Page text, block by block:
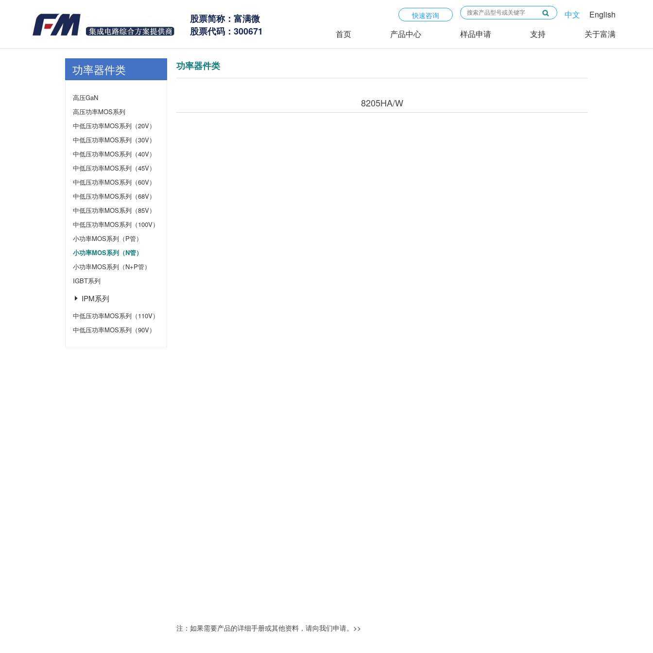
股票简称：富满微
股票代码：300671
快速咨询 中文
English
首页
产品中心 样品申请 支持 关于富满
功率器件类
高压GaN
高压功率MOS系列
中低压功率MOS系列（20V）
中低压功率MOS系列（30V）
中低压功率MOS系列（40V）
中低压功率MOS系列（45V）
中低压功率MOS系列（60V）
中低压功率MOS系列（68V）
中低压功率MOS系列（85V）
中低压功率MOS系列（100V）
小功率MOS系列（P管）
小功率MOS系列（N管）
小功率MOS系列（N+P管）
IGBT系列
IPM系列
中低压功率MOS系列（110V）
中低压功率MOS系列（90V）
功率器件类
8205HA/W
注：如果需要产品的详细手册或其他资料，请向我们申请。 >>